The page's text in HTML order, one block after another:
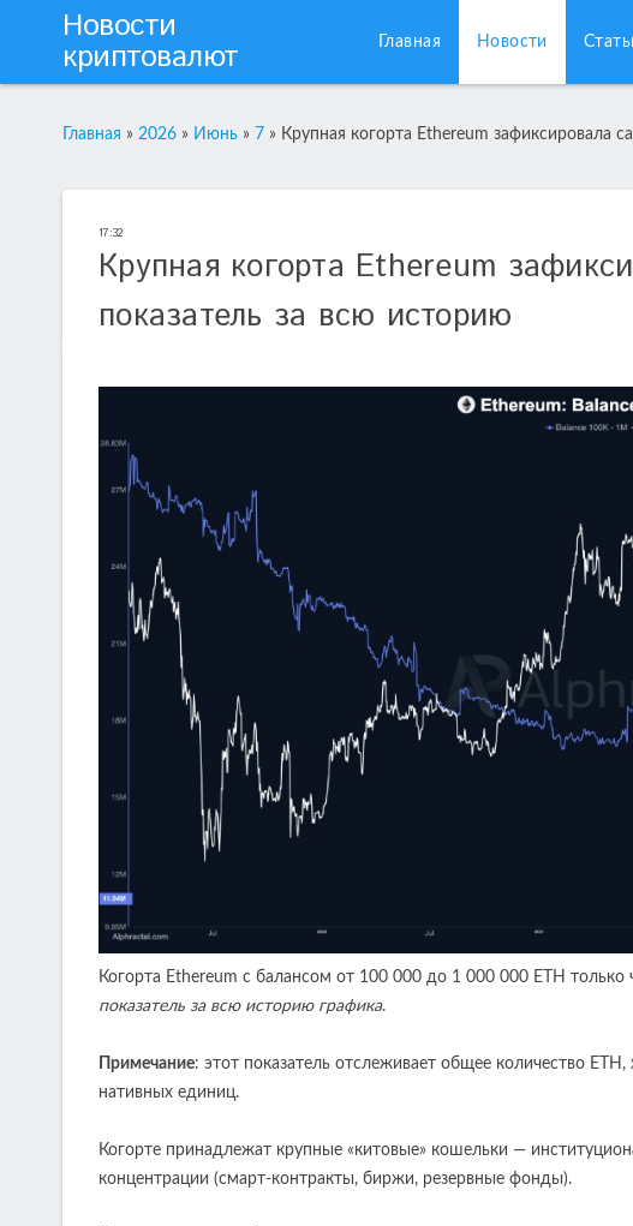
Новости
криптовалют Главная Новости
Главная » 2026 » Июнь » 7 » Крупная когорта Ethereum зафиксировала
17:32
Крупная когорта Ethereum
показатель за всю историю
Когорта Ethereum с балансом от 100 000 до 1 000 000 ETH
показатель за всю историю графика.
Примечание: этот показатель отслеживает общее количество
нативных единиц.
Когорте принадлежат крупные «китовые» кошельки —
концентрации (смарт-контракты, биржи, резервные фонды).